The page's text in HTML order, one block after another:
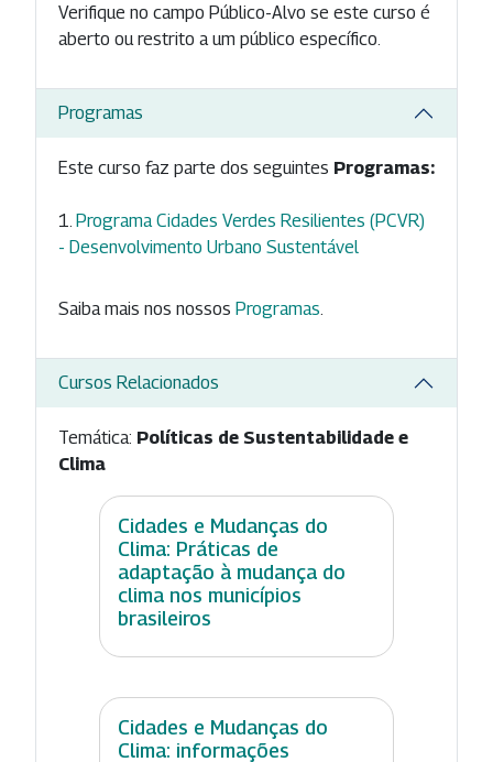
Verifique no campo Público-Alvo se este curso é
aberto ou restrito a um público específico.
Programas
Este curso faz parte dos seguintes Programas:
Programa Cidades Verdes Resilientes (PCVR)
- Desenvolvimento Urbano Sustentável
Saiba mais nos nossos Programas
Cursos Relacionados
Temática: Políticas de Sustentabilidade e
Clima
Cidades e Mudanças do
Clima: Práticas de
adaptação à mudança do
clima nos municípios
brasileiros
Cidades e Mudanças do
Clima: informações